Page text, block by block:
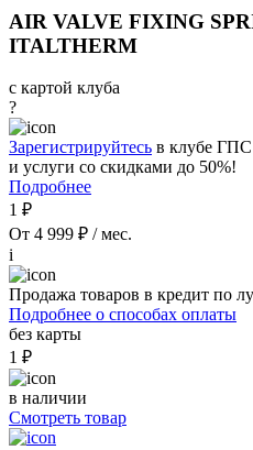
AIR VALVE FIXING
ITALTHERM
с картой клуба
?
Зарегистрируйтесь в клубе ГПС
и услуги со скидками до 50%!
Подробнее
1 ₽
От 4 999 ₽ / мес.
i
Продажа товаров в кредит по
Подробнее о способах оплаты
без карты
1 ₽
в наличии
Смотреть товар